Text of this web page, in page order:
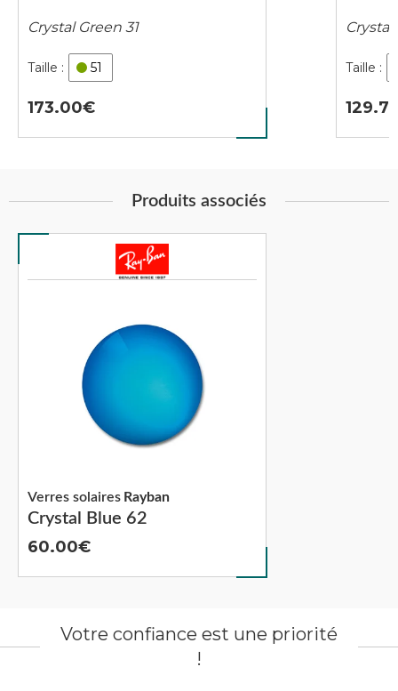
Crystal Green 31
51
173.00
Crystal
Produits associés
Crystal Blue 62
Verres solaires Rayban
60.00
Votre confiance est une priorité
!